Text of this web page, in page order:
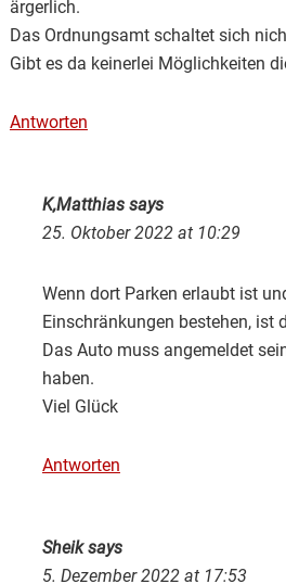
ärgerlich.
Das Ordnungsamt schaltet sich
Gibt es da keinerlei Möglichkeiten
Antworten
K,Matthias says
25. Oktober 2022 at 10:29
Wenn dort Parken erlaubt ist
Einschränkungen bestehen, ist
Das Auto muss angemeldet
haben.
Viel Glück
Antworten
Sheiksays
5. Dezember 2022 at 17:53